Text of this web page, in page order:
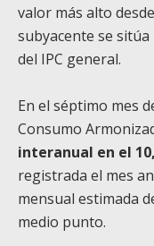
valor más alto
subyacente se
del IPC general.
En el séptimo mes
Consumo
interanual en el
registrada el mes
mensual estimada
medio punto.